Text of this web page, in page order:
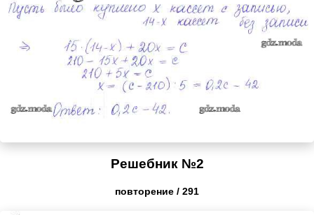
Решебник №2
повторение / 291